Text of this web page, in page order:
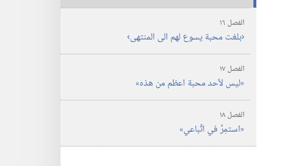
الفصل ١٦
‏‹بلغت محبة يسوع لهم الى المنتهى›‏
الفصل ١٧
‏«ليس لأحد محبة اعظم من هذه»‏
الفصل ١٨
‏«استمِرَّ في اتِّباعي»‏